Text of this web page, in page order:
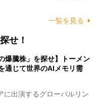
一覧を見る
せ！
爆騰株」を探せ】トーメン
通じて世界のAIメモリ需
出演するグローバルリン